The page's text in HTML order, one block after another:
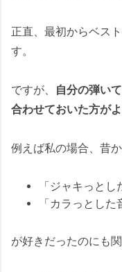
正直、最初からベス
す。
ですが、 自分の弾い
合わせておいた方が
例えば私の場合、昔
「ジャキっとし
「カラっとした
が好きだったのにも関